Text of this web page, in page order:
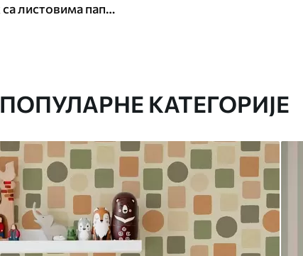
Зелени узорак са листовима папрати
ПОПУЛАРНЕ КАТЕГОРИЈЕ